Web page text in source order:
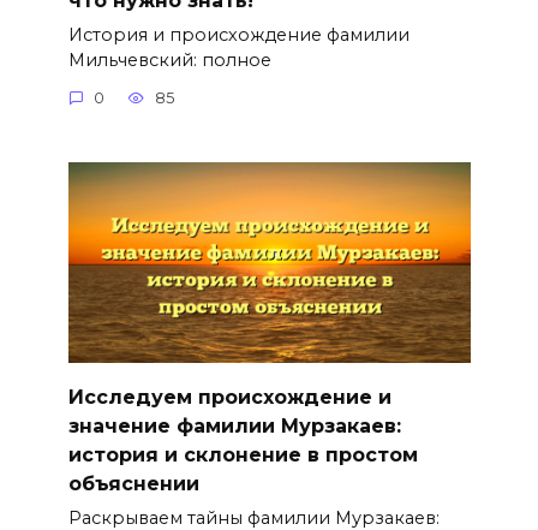
История и происхождение фамилии
Мильчевский: полное
0 85
Исследуем происхождение и
значение фамилии Мурзакаев:
история и склонение в простом
объяснении
Раскрываем тайны фамилии Мурзакаев: